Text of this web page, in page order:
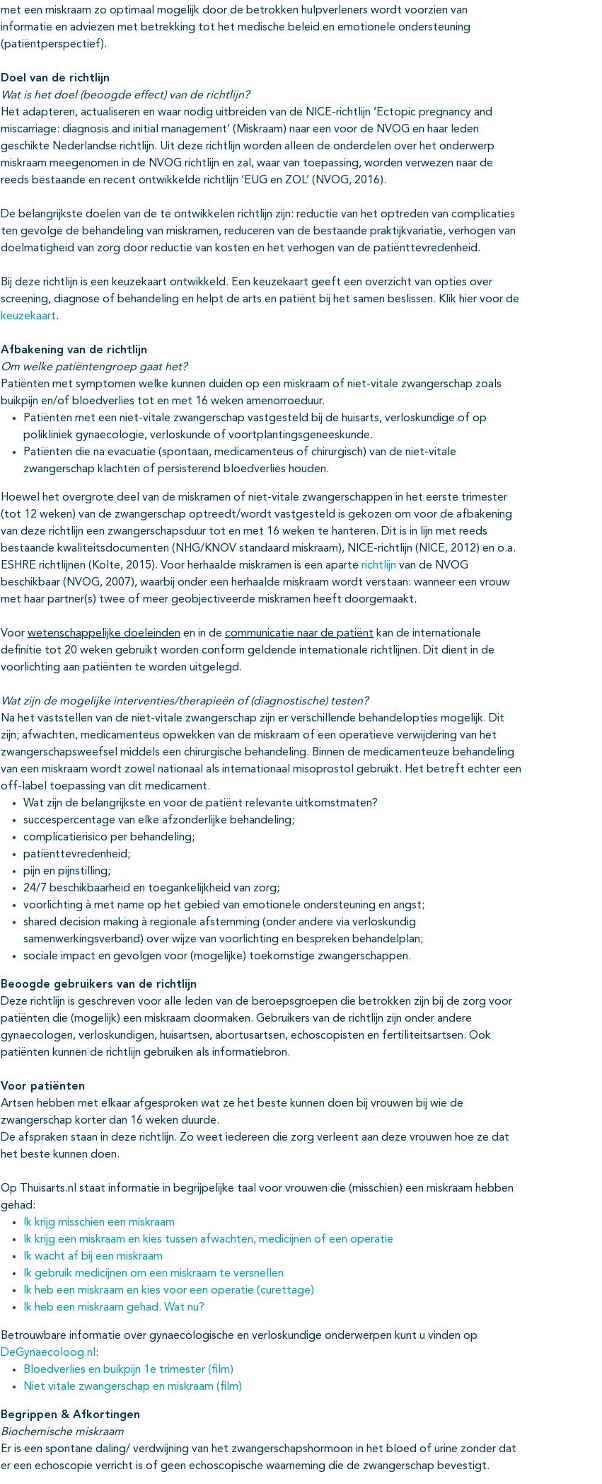
met een miskraam zo optimaal mogelijk door de betrokken hulpverleners wordt voorzien van
informatie en adviezen met betrekking tot het medische beleid en emotionele ondersteuning
(patiëntperspectief).
Doel van de richtlijn
Wat is het doel (beoogde effect) van de richtlijn?
Het adapteren, actualiseren en waar nodig uitbreiden van de NICE-richtlijn ‘Ectopic pregnancy and
miscarriage: diagnosis and initial management’ (Miskraam) naar een voor de NVOG en haar leden
geschikte Nederlandse richtlijn. Uit deze richtlijn worden alleen de onderdelen over het onderwerp
miskraam meegenomen in de NVOG richtlijn en zal, waar van toepassing, worden verwezen naar de
reeds bestaande en recent ontwikkelde richtlijn ‘EUG en ZOL’ (NVOG, 2016).
De belangrijkste doelen van de te ontwikkelen richtlijn zijn: reductie van het optreden van complicaties
ten gevolge de behandeling van miskramen, reduceren van de bestaande praktijkvariatie, verhogen van
doelmatigheid van zorg door reductie van kosten en het verhogen van de patiënttevredenheid.
Bij deze richtlijn is een keuzekaart ontwikkeld. Een keuzekaart geeft een overzicht van opties over
screening, diagnose of behandeling en helpt de arts en patiënt bij het samen beslissen. Klik hier voor de
keuzekaart.
Afbakening van de richtlijn
Om welke patiëntengroep gaat het?
Patiënten met symptomen welke kunnen duiden op een miskraam of niet-vitale zwangerschap zoals
buikpijn en/of bloedverlies tot en met 16 weken amenorroeduur.
Patiënten met een niet-vitale zwangerschap vastgesteld bij de huisarts, verloskundige of op
polikliniek gynaecologie, verloskunde of voortplantingsgeneeskunde.
Patiënten die na evacuatie (spontaan, medicamenteus of chirurgisch) van de niet-vitale
zwangerschap klachten of persisterend bloedverlies houden.
Hoewel het overgrote deel van de miskramen of niet-vitale zwangerschappen in het eerste trimester
(tot 12 weken) van de zwangerschap optreedt/wordt vastgesteld is gekozen om voor de afbakening
van deze richtlijn een zwangerschapsduur tot en met 16 weken te hanteren. Dit is in lijn met reeds
bestaande kwaliteitsdocumenten (NHG/KNOV standaard miskraam), NICE-richtlijn (NICE, 2012) en o.a.
ESHRE richtlijnen (Kolte, 2015). Voor herhaalde miskramen is een aparte richtlijn van de NVOG
beschikbaar (NVOG, 2007), waarbij onder een herhaalde miskraam wordt verstaan: wanneer een vrouw
met haar partner(s) twee of meer geobjectiveerde miskramen heeft doorgemaakt.
Voor wetenschappelijke doeleinden en in de communicatie naar de patiënt kan de internationale
definitie tot 20 weken gebruikt worden conform geldende internationale richtlijnen. Dit dient in de
voorlichting aan patiënten te worden uitgelegd.
Wat zijn de mogelijke interventies/therapieën of (diagnostische) testen?
Na het vaststellen van de niet-vitale zwangerschap zijn er verschillende behandelopties mogelijk. Dit
zijn; afwachten, medicamenteus opwekken van de miskraam of een operatieve verwijdering van het
zwangerschapsweefsel middels een chirurgische behandeling. Binnen de medicamenteuze behandeling
van een miskraam wordt zowel nationaal als internationaal misoprostol gebruikt. Het betreft echter een
off-label toepassing van dit medicament.
Wat zijn de belangrijkste en voor de patiënt relevante uitkomstmaten?
succespercentage van elke afzonderlijke behandeling;
complicatierisico per behandeling;
patiënttevredenheid;
pijn en pijnstilling;
24/7 beschikbaarheid en toegankelijkheid van zorg;
voorlichting à met name op het gebied van emotionele ondersteuning en angst;
shared decision making à regionale afstemming (onder andere via verloskundig
samenwerkingsverband) over wijze van voorlichting en bespreken behandelplan;
sociale impact en gevolgen voor (mogelijke) toekomstige zwangerschappen.
Beoogde gebruikers van de richtlijn
Deze richtlijn is geschreven voor alle leden van de beroepsgroepen die betrokken zijn bij de zorg voor
patiënten die (mogelijk) een miskraam doormaken. Gebruikers van de richtlijn zijn onder andere
gynaecologen, verloskundigen, huisartsen, abortusartsen, echoscopisten en fertiliteitsartsen. Ook
patiënten kunnen de richtlijn gebruiken als informatiebron.
Voor patiënten
Artsen hebben met elkaar afgesproken wat ze het beste kunnen doen bij vrouwen bij wie de
zwangerschap korter dan 16 weken duurde.
De afspraken staan in deze richtlijn. Zo weet iedereen die zorg verleent aan deze vrouwen hoe ze dat
het beste kunnen doen.
Op Thuisarts.nl staat informatie in begrijpelijke taal voor vrouwen die (misschien) een miskraam hebben
gehad:
Ik krijg misschien een miskraam
Ik krijg een miskraam en kies tussen afwachten, medicijnen of een operatie
Ik wacht af bij een miskraam
Ik gebruik medicijnen om een miskraam te versnellen
Ik heb een miskraam en kies voor een operatie (curettage)
Ik heb een miskraam gehad. Wat nu?
Betrouwbare informatie over gynaecologische en verloskundige onderwerpen kunt u vinden op
DeGynaecoloog.nl :
Bloedverlies en buikpijn 1e trimester (film)
Niet vitale zwangerschap en miskraam (film)
Begrippen & Afkortingen
Biochemische miskraam
Er is een spontane daling/ verdwijning van het zwangerschapshormoon in het bloed of urine zonder dat
er een echoscopie verricht is of geen echoscopische waarneming die de zwangerschap bevestigt.